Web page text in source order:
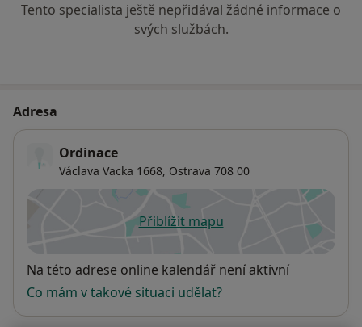
Tento specialista ještě nepřidával žádné informace o
svých službách.
Adresa
Ordinace
Václava Vacka 1668, Ostrava 708 00
Přiblížit mapuse otevře v nové záložce
Dostupnost
Na této adrese online kalendář není aktivní
Co mám v takové situaci udělat?